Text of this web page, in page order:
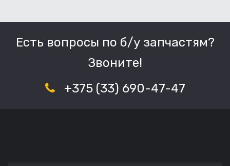
Есть вопросы по б/у запчастям?
Звоните!
+375 (33) 690-47-47